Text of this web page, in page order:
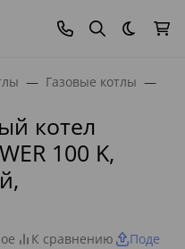
Темная
Газовые котлы
котел
100 K,
К сравнению